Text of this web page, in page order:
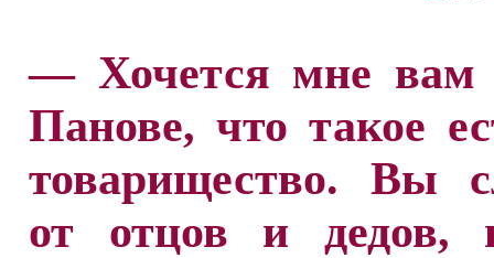
— Хочется мне вам
Панове, что такое
товарищество. Вы
от отцов и дедов,